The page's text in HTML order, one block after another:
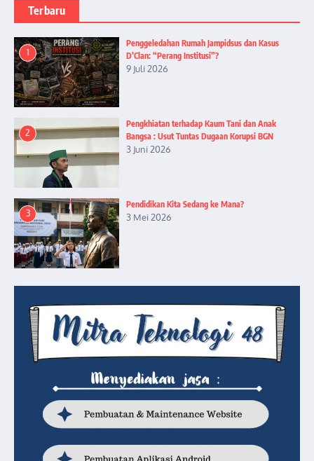
Terbaru
1
Penggeledahan Rumah Jampidsus dan Kasus
D’Clan: “Perang Institusi”?
9 Juli 2026
2
Pengkhiatan terhadap Kaum Tani dan Anak
Bangsa : Usut Tuntas Dugaan Korupsi BGN
3 Juni 2026
3
Pendidikan Kita Sedang ke Mana?
3 Mei 2026